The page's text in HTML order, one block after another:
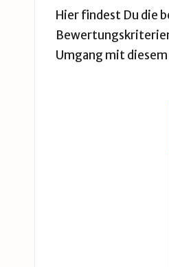
Hier findest Du die
Umgang mit